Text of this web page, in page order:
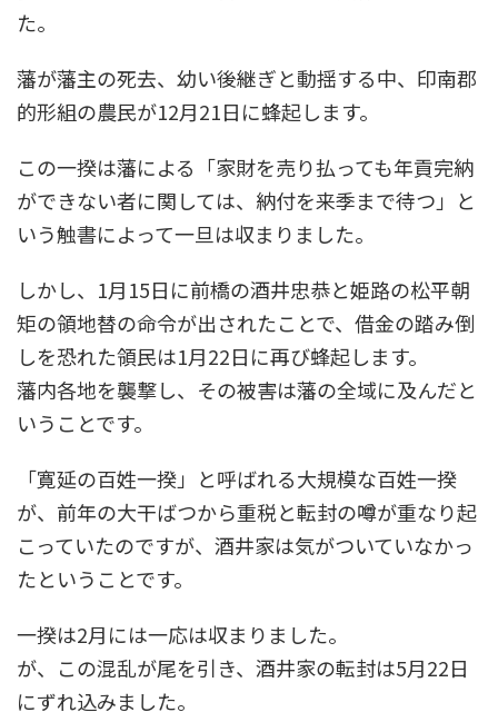
た。
藩が藩主の死去、幼い後継ぎと動揺する中、印南郡
的形組の農民が12月21日に蜂起します。
この一揆は藩による「家財を売り払っても年貢完納
ができない者に関しては、納付を来季まで待つ」と
いう触書によって一旦は収まりました。
しかし、1月15日に前橋の酒井忠恭と姫路の松平朝
矩の領地替の命令が出されたことで、借金の踏み倒
しを恐れた領民は1月22日に再び蜂起します。
藩内各地を襲撃し、その被害は藩の全域に及んだと
いうことです。
「寛延の百姓一揆」と呼ばれる大規模な百姓一揆
が、前年の大干ばつから重税と転封の噂が重なり起
こっていたのですが、酒井家は気がついていなかっ
たということです。
一揆は2月には一応は収まりました。
が、この混乱が尾を引き、酒井家の転封は5月22日
にずれ込みました。